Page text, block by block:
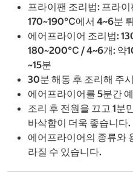
프라이팬 조리법: 프라
170~190℃에서 4~6분
에어프라이어 조리법:
180~200℃ / 4~6개: 약10
~15분
30분 해동 후 조리해 주
에어프라이어를 5분간
조리 후 전원을 끄고 1분
바삭함이 더욱 좋습니다.
에어프라이어의 종류와
라질 수 있습니다.